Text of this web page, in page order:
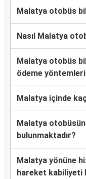
Eskişehir
Malatya
Malatya
Sivas
Malatya
Malatya otobüs
Nasıl Malatya
Malatya otobüs
ödeme
Malatya içinde
Malatya
bulunmaktadır?
Malatya yönüne
hareket kabiliyeti